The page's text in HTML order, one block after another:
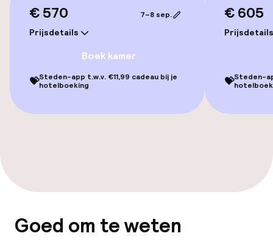
€ 570
Prijsdetails
7–8 sep.
Boek kamer
💝Steden-app t.w.v. €11,99 cadeau bij je
hotelboeking
€ 605
Prijsdetails
💝Steden-
Goed om te weten